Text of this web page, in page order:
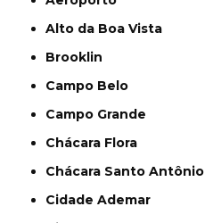
Alto da Boa Vista
Brooklin
Campo Belo
Campo Grande
Chácara Flora
Chácara Santo Antônio
Cidade Ademar